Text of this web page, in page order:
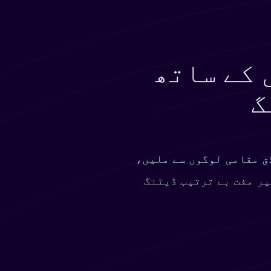
کے ساتھ
مقامی لوگوں سے ملیں،
مفت بے ترتیب ڈیٹنگ